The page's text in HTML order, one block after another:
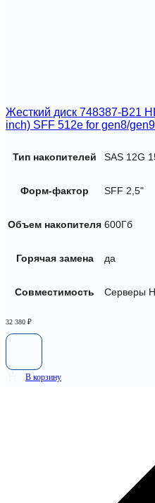
Жесткий диск 748387-B21
inch) SFF 512e for gen8/
Тип накопителей SAS 12G
Форм-фактор SFF 2,5"
Объем накопителя 600Гб
Горячая замена да
Совместимость Серверы
32 380 ₽
В корзину